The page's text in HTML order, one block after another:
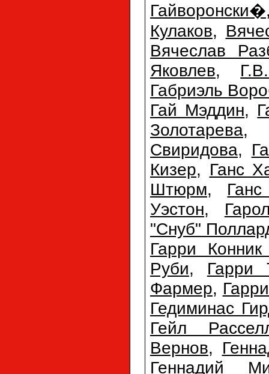
Гайворонски�
Кулаков,
Вячеслав
Яковлев,
Габриэль
Гай Мэддин,
Золотарева
Свиридова,
Кизер, Ганс
Штюрм,
Уэстон,
"Снуб"
Гарри
Руби, Гарри
Фармер,
Гедиминас
Гейл
Вернов,
Геннадий